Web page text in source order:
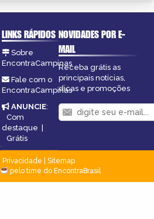
LINKS RÁPIDOS
Sobre
EncontraCampinas
Fale com o
EncontraCampinas
ANUNCIE:
Com
destaque |
Grátis
NOVIDADES POR E-
MAIL
Receba grátis as
principais notícias,
dicas e promoções
Privacidade
Sitemap
pelo time do EncontraBrasil